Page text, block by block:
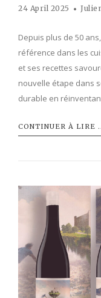
24 April 2025
Depuis plus de 50
référence dans les
et ses recettes
nouvelle étape dans
durable en
CONTINUER À LIRE